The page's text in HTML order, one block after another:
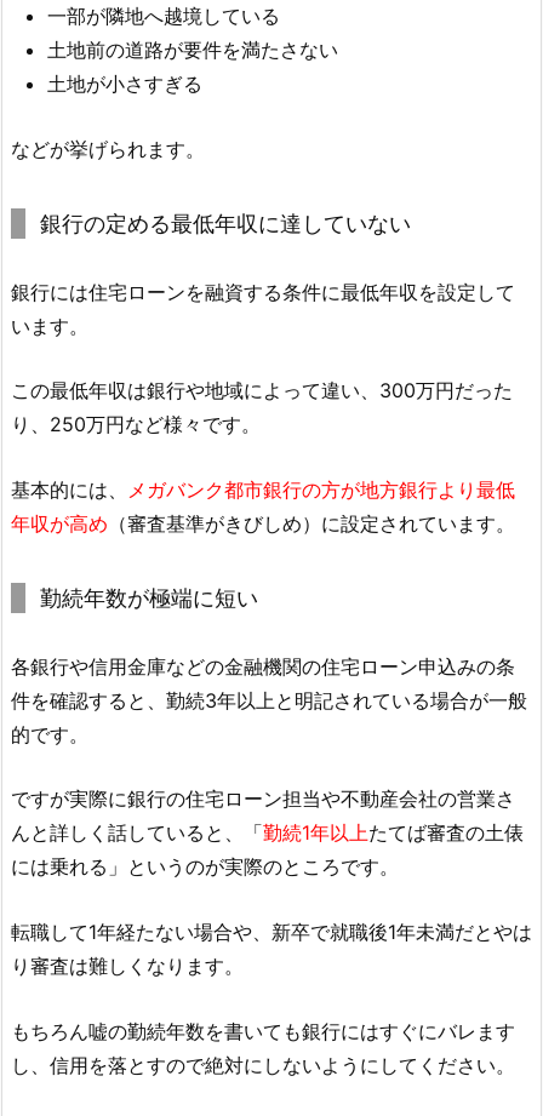
一部が隣地へ越境している
土地前の道路が要件を満たさない
土地が小さすぎる
などが挙げられます。
銀行の定める最低年収に達していない
銀行には住宅ローンを融資する条件に最低年収を設定して
います。
この最低年収は銀行や地域によって違い、300万円だった
り、250万円など様々です。
基本的には、
メガバンク都市銀行の方が地方銀行より最低
年収が高め （審査基準がきびしめ）に設定されています。
勤続年数が極端に短い
各銀行や信用金庫などの金融機関の住宅ローン申込みの条
件を確認すると、勤続3年以上と明記されている場合が一般
的です。
ですが実際に銀行の住宅ローン担当や不動産会社の営業さ
んと詳しく話していると、「勤続1年以上たてば審査の土俵
には乗れる」というのが実際のところです。
転職して1年経たない場合や、新卒で就職後1年未満だとやは
り審査は難しくなります。
もちろん嘘の勤続年数を書いても銀行にはすぐにバレます
し、信用を落とすので絶対にしないようにしてください。